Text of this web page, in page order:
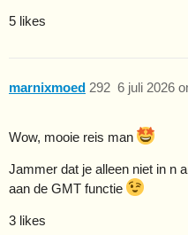
5 likes
marnixmoed 6 juli 2026
292
Wow, mooie reis man
Jammer dat je alleen niet in n
aan de GMT functie
3 likes